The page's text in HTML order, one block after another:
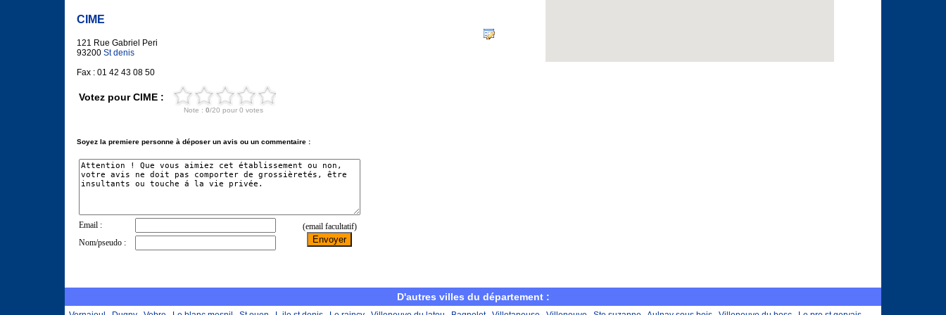
CIME
121 Rue Gabriel Peri
93200 St denis
Fax : 01 42 43 08 50
Votez pour CIME :
Soyez la premiere personne à déposer un avis ou un commentaire :
D'autres villes du département :